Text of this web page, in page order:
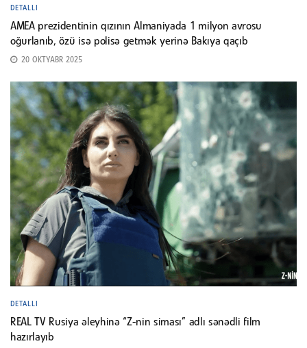
DETALLI
AMEA prezidentinin qızının Almaniyada 1 milyon avrosu
oğurlanıb, özü isə polisə getmək yerinə Bakıya qaçıb
20 OKTYABR 2025
DETALLI
REAL TV Rusiya əleyhinə “Z-nin siması” adlı sənədli film
hazırlayıb